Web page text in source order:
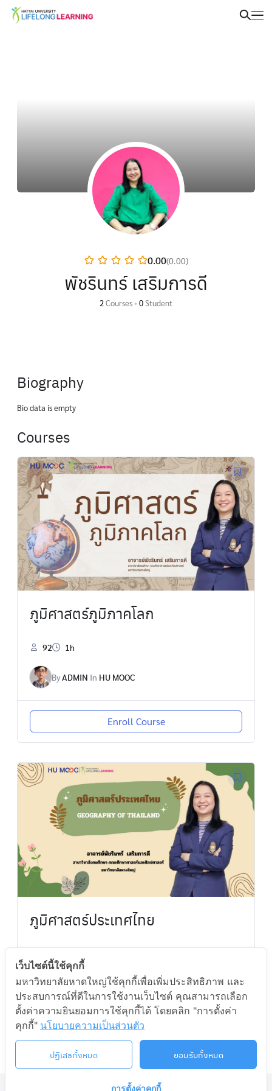
0.00(0.00)
พัชรินทร์ เสริมการดี
2Courses • 0Student
Biography
Bio data is empty
Courses
ภูมิศาสตร์ภูมิภาคโลก
92 1h
ByADMIN In HU MOOC
Enroll Course
ภูมิศาสตร์ประเทศไทย
ByADMIN InHU MOOC
Enroll Course
©2026 LIFELONG.HU.AC.TH. ALL RIGHTS RESERVED.
เว็บไซต์นี้ใช้คุกกี้
มหาวิทยาลัยหาดใหญ่ใช้คุกกี้เพื่อเพิ่มประสิทธิภาพ และ
ประสบการณ์ที่ดีในการใช้งานเว็บไซต์ คุณสามารถเลือก
ตั้งค่าความยินยอมการใช้คุกกี้ได้ โดยคลิก "การตั้งค่า
คุกกี้" นโยบายความเป็นส่วนตัว
ปฏิเสธทั้งหมด ยอมรับทั้งหมด
การตั้งค่าคุกกี้